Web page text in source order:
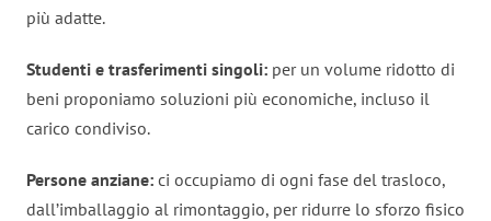
più adatte.
Studenti e trasferimenti singoli: per un volume ridotto di
beni proponiamo soluzioni più economiche, incluso il
carico condiviso.
Persone anziane: ci occupiamo di ogni fase del trasloco,
dall’imballaggio al rimontaggio, per ridurre lo sforzo fisico